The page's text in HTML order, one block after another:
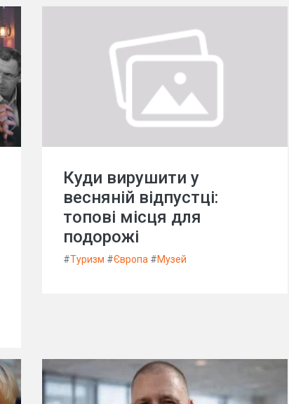
Куди вирушити у
весняній відпустці:
топові місця для
подорожі
#Туризм #Європа #Музей